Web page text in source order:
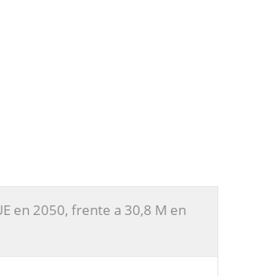
en 2050, frente a 30,8 M en